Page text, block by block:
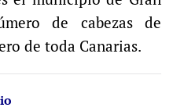
de cabezas de
de toda Canarias.